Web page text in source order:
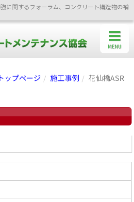
に関するフォーラム、コンクリート構造物の補
トップページ 施工事例 花仙橋ASR
MENU